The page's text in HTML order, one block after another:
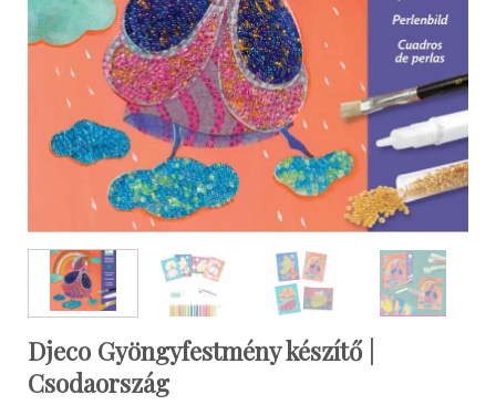
Djeco Gyöngyfestmény készítő |
Csodaország